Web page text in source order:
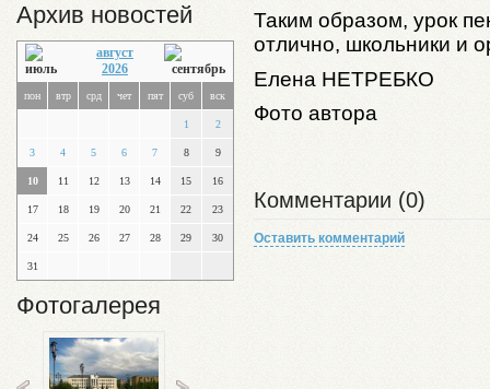
Архив новостей
август
2026
пон втр срд чет пят суб вск
1 2
3 4 5 6 7 8 9
10 11 12 13 14 15 16
17 18 19 20 21 22 23
24 25 26 27 28 29 30
31
Фотогалерея
Таким образом, урок
отлично, школьники и
Елена НЕТРЕБКО
Фото автора
Комментарии (0)
Оставить комментарий